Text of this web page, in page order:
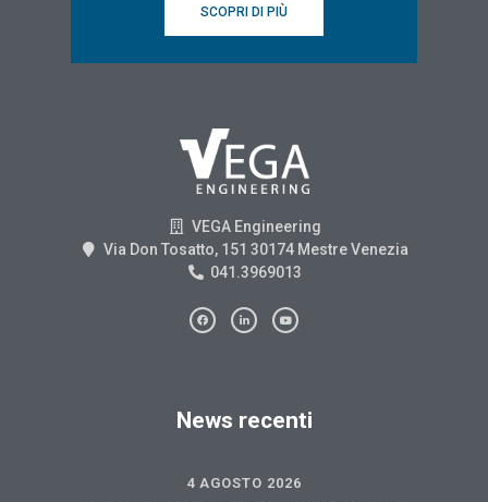
SCOPRI DI PIÙ
VEGA Engineering
Via Don Tosatto, 151 30174 Mestre Venezia
041.3969013
News recenti
4 AGOSTO 2026